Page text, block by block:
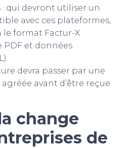
: qui devront utiliser un
avec ces plateformes,
format Factur-X
PDF et données
devra passer par une
avant d’être reçue
change
de